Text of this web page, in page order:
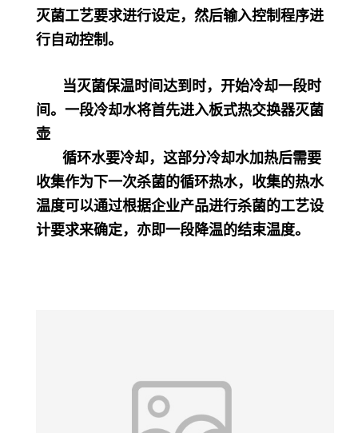
灭菌工艺要求进行设定，然后输入控制程序进
行自动控制。
当灭菌保温时间达到时，开始冷却一段时
间。一段冷却水将首先进入板式热交换器灭菌
壶
循环水要冷却，这部分冷却水加热后需要
收集作为下一次杀菌的循环热水，收集的热水
温度可以通过根据企业产品进行杀菌的工艺设
计要求来确定，亦即一段降温的结束温度。